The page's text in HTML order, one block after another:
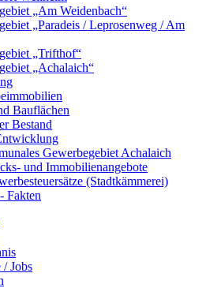
„Am Weidenbach“
„Paradeis / Leprosenweg / Am
„Trifthof“
„Achalaich“
Bauflächen
Bestand
Gewerbegebiet Achalaich
und Immobilienangebote
(Stadtkämmerei)
Fakten
/ Jobs